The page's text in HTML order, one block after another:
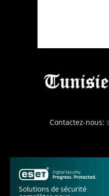
Contactez-nous: